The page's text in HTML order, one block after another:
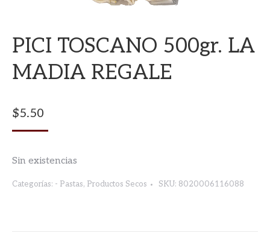
PICI TOSCANO 500gr. LA
MADIA REGALE
$5.50
Sin existencias
Categorías: - Pastas, Productos Secos SKU: 8020006116088